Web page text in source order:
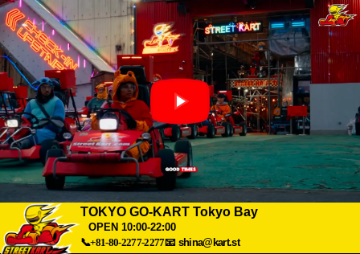
TOKYO GO-KART Tokyo Bay
OPEN 10:00-22:00
📞+81-80-2277-2277📧 shina@kart.st